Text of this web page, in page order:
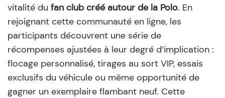
vitalité du fan club créé autour de la Polo. En
rejoignant cette communauté en ligne, les
participants découvrent une série de
récompenses ajustées à leur degré d’implication :
flocage personnalisé, tirages au sort VIP, essais
exclusifs du véhicule ou même opportunité de
gagner un exemplaire flambant neuf. Cette